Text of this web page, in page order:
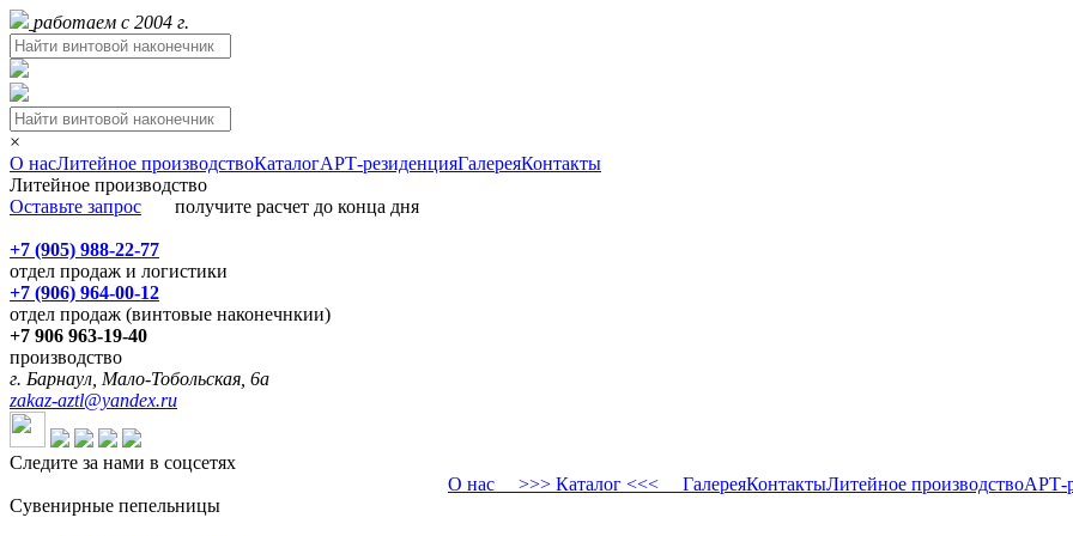
работаем с 2004 г.
×
О насЛитейное производствоКаталогАРТ-резиденцияГалереяКонтакты
Литейное производство
Оставьте запрос получите расчет до конца дня
+7 (905) 988-22-77
отдел продаж и логистики
+7 (906) 964-00-12
отдел продаж (винтовые наконечнкии)
+7 906 963-19-40
производство
г. Барнаул, Мало-Тобольская, 6а
zakaz-aztl@yandex.ru
Следите за нами в соцсетях
О нас >>> Каталог <<< ГалереяКонтактыЛитейное производствоАРТ-
Сувенирные пепельницы